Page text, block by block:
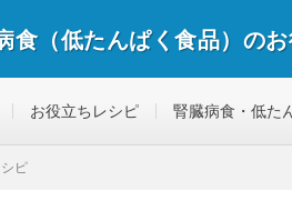
食（低たんぱく食品）の
お役立ちレシピ 腎臓病食・低た
ピ